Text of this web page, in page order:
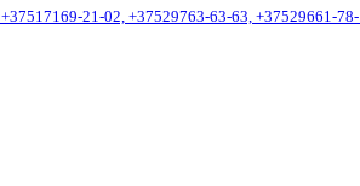
+37517169-21-02, +37529763-63-63, +37529661-